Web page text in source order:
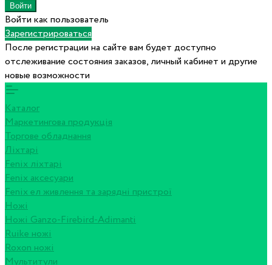
Войти как пользователь
Зарегистрироваться
После регистрации на сайте вам будет доступно
отслеживание состояния заказов, личный кабинет и другие
новые возможности
Каталог
Маркетингова продукція
Торгове обладнання
Ліхтарі
Fenix ліхтарі
Fenix аксесуари
Fenix ел живлення та зарядні пристрої
Ножі
Ножі Ganzo-Firebird-Adimanti
Ruike ножі
Roxon ножi
Мультитули